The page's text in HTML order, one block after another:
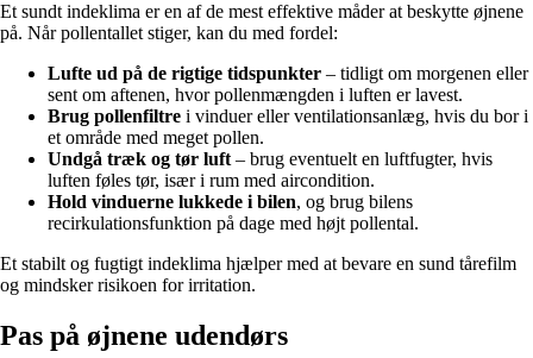
Et sundt indeklima er en af de mest effektive måder at beskytte øjnene
på. Når pollentallet stiger, kan du med fordel:
Lufte ud på de rigtige tidspunkter – tidligt om morgenen eller
sent om aftenen, hvor pollenmængden i luften er lavest.
Brug pollenfiltre i vinduer eller ventilationsanlæg, hvis du bor i
et område med meget pollen.
Undgå træk og tør luft– brug eventuelt en luftfugter, hvis
luften føles tør, især i rum med aircondition.
Hold vinduerne lukkede i bilen, og brug bilens
recirkulationsfunktion på dage med højt pollental.
Et stabilt og fugtigt indeklima hjælper med at bevare en sund tårefilm
og mindsker risikoen for irritation.
Pas på øjnene udendørs